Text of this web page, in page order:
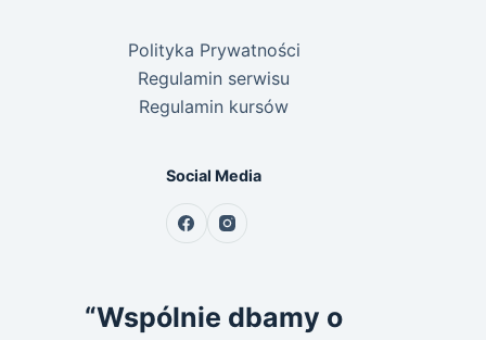
Polityka Prywatności
Regulamin serwisu
Regulamin kursów
Social Media
“Wspólnie dbamy o